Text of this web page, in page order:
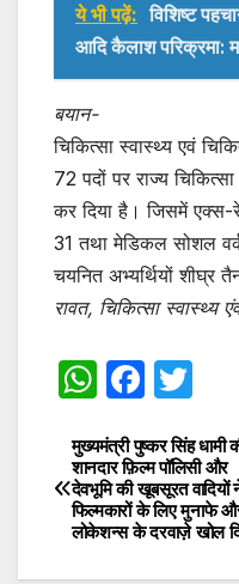
ये भी पढ़ें: विशिष्ट
आदि कैलाश परिक्रमा:
बयान-
चिकित्सा स्वास्थ्य एवं
72 पदों पर राज्य चिकित्सा
कर दिया है। जिसमें एक्स-
31 तथा मेडिकल सोशल
चयनित अभ्यर्थियों शीघ्र
रावत, चिकित्सा स्वास्थ्य
W
at
s
A
p
F
c
e
b
o
itt
er
Post
मुख्यमंत्री पुष्कर सिंह धामी
शानदार फ़िल्म पॉलिसी और
देवभूमि की खूबसूरत वादियों
फिल्मकारों के लिए मुनाफे
लोकेशन्स के दरवाज़े खोल